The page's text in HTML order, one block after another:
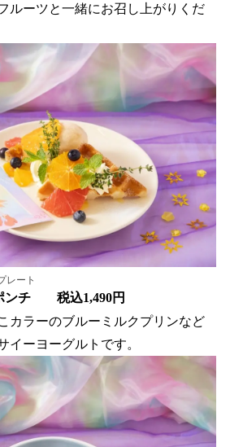
ルーツと一緒にお召し上がりくだ
レート
ンチ 税込1,490円
カラーのブルーミルクプリンなど
イーヨーグルトです。